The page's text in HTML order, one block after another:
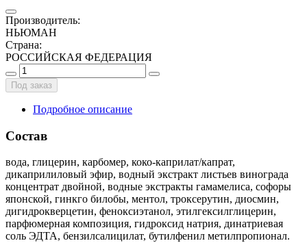
Производитель:
НЬЮМАН
Страна:
РОССИЙСКАЯ ФЕДЕРАЦИЯ
Под заказ
Подробное описание
Состав
вода, глицерин, карбомер, коко-каприлат/капрат,
дикаприлиловый эфир, водный экстракт листьев винограда
концентрат двойной, водные экстракты гамамелиса, софоры
японской, гинкго билобы, ментол, троксерутин, диосмин,
дигидрокверцетин, феноксиэтанол, этилгексилглицерин,
парфюмерная композиция, гидроксид натрия, динатриевая
соль ЭДТА, бензилсалицилат, бутилфенил метилпропионал.